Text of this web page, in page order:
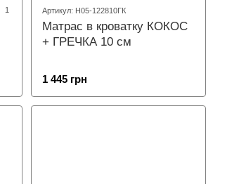
1 Артикул: Н05-122810ГК
Матрас в кроватку КОКОС
+ ГРЕЧКА 10 см
1 445 грн